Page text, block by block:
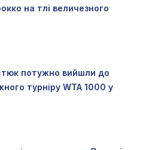
на тлі величезного
потужно вийшли до
турніру WTA 1000 у